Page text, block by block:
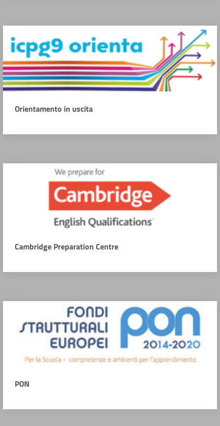
Orientamento in uscita
Cambridge Preparation Centre
PON